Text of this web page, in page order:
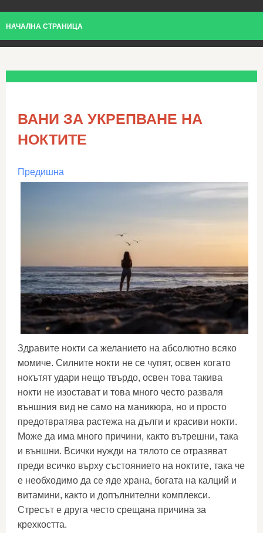
НАЧАЛНА СТРАНИЦА
ВАНИ ЗА УКРЕПВАНЕ НА
НОКТИТЕ
Предишна
Здравите нокти са желанието на абсолютно всяко
момиче. Силните нокти не се чупят, освен когато
нокътят удари нещо твърдо, освен това такива
нокти не изостават и това много често разваля
външния вид не само на маникюра, но и просто
предотвратява растежа на дълги и красиви нокти.
Може да има много причини, както вътрешни, така
и външни. Всички нужди на тялото се отразяват
преди всичко върху състоянието на ноктите, така че
е необходимо да се яде храна, богата на калций и
витамини, както и допълнителни комплекси.
Стресът е друга често срещана причина за
крехкостта.